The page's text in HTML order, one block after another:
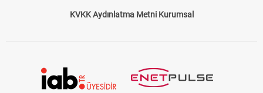
KVKK Aydınlatma Metni Kurumsal